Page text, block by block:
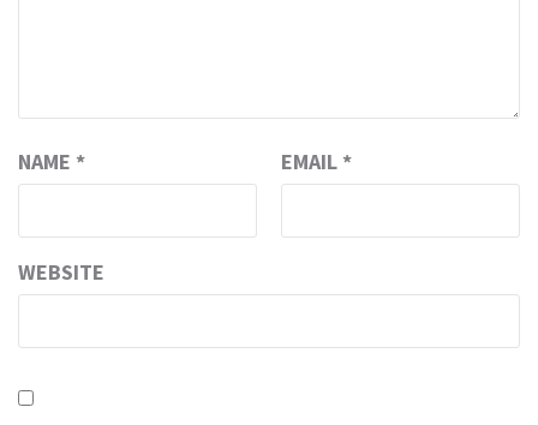
NAME * EMAIL *
WEBSITE